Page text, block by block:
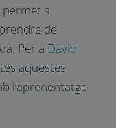
podem dir
de
aprofitar per
allunyades